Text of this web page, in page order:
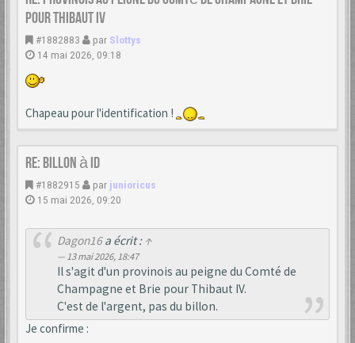
pour Thibaut IV
#1882883 par Slottys
14 mai 2026, 09:18
Chapeau pour l'identification !
Re: Billon à ID
#1882915 par junioricus
15 mai 2026, 09:20
Dagon16a écrit : ↑
13 mai 2026, 18:47
Il s'agit d'un provinois au peigne du Comté de
Champagne et Brie pour Thibaut IV.
C'est de l'argent, pas du billon.
Je confirme :